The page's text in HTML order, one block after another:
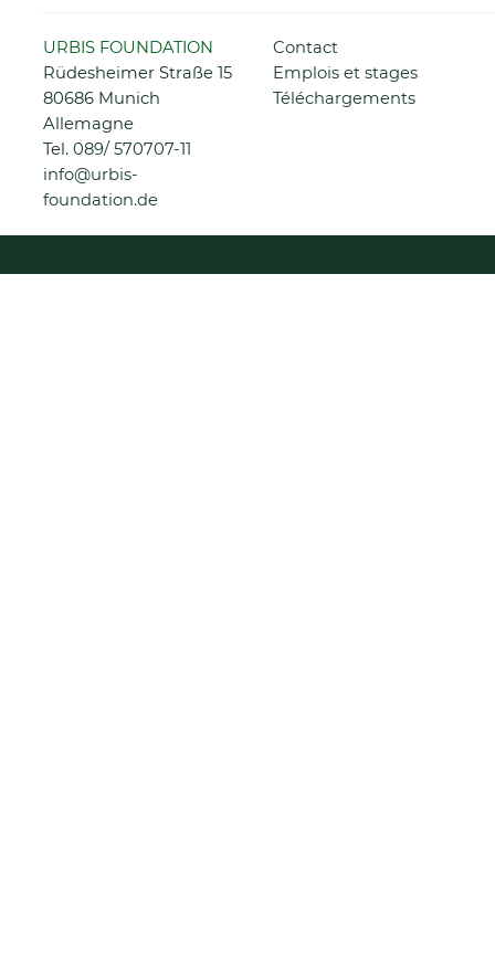
URBIS FOUNDATION
Rüdesheimer Straße 15
80686 Munich
Allemagne
Tel.089/ 570707-11
info@urbis-
foundation.de
Aller
au
contenu
Contact
Emplois et stages
Téléchargements